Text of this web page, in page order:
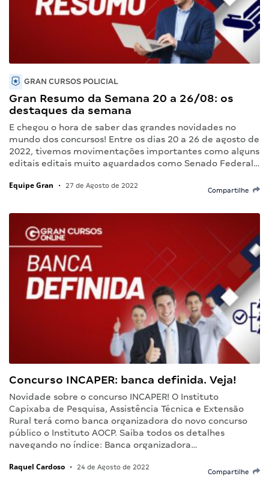
GRAN CURSOS POLICIAL
Gran Resumo da Semana 20 a 26/08: os
destaques da semana
E chegou o hora de saber das grandes novidades no
mundo dos concursos! Entre os dias 20 a 26 de agosto de
2022, tivemos movimentações importantes como alguns
editais editais muito aguardados como Senado Federal…
Equipe Gran • 27 de Agosto de 2022
Compartilhe
Concurso INCAPER: banca definida. Veja!
Novidade sobre o concurso INCAPER! O Instituto
Capixaba de Pesquisa, Assistência Técnica e Extensão
Rural terá como banca organizadora do novo concurso
público o Instituto AOCP. Saiba todos os detalhes
navegando no índice: Banca organizadora…
Raquel Cardoso • 24 de Agosto de 2022
Compartilhe